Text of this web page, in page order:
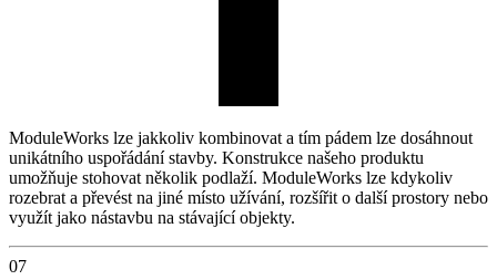
ModuleWorks lze jakkoliv kombinovat a tím pádem lze dosáhnout
unikátního uspořádání stavby. Konstrukce našeho produktu
umožňuje stohovat několik podlaží. ModuleWorks lze kdykoliv
rozebrat a převést na jiné místo užívání, rozšířit o další prostory nebo
využít jako nástavbu na stávající objekty.
07